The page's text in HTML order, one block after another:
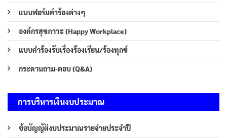
แบบฟอร์มคำร้องต่างๆ
องค์กรสุขภาวะ (Happy Workplace)
แบบคำร้องรับเรื่องร้องเรียน/ร้องทุกข์
กระดานถาม-ตอบ (Q&A)
การบริหารเงินงบประมาณ
ข้อบัญญัติงบประมาณรายจ่ายประจำปี